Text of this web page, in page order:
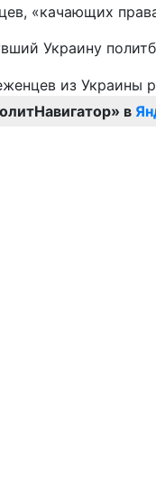
«качающих
Украину
в